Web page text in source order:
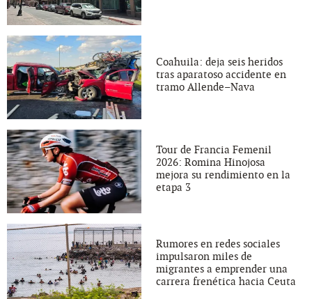
Coahuila: deja seis heridos
tras aparatoso accidente en
tramo Allende–Nava
Tour de Francia Femenil
2026: Romina Hinojosa
mejora su rendimiento en la
etapa 3
Rumores en redes sociales
impulsaron miles de
migrantes a emprender una
carrera frenética hacia Ceuta